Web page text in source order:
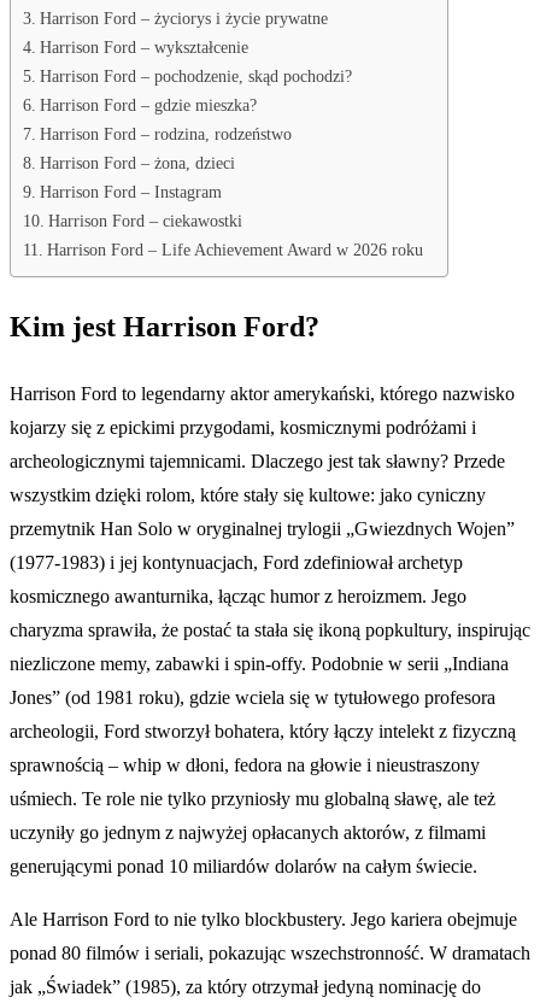
Harrison Ford – życiorys i życie prywatne
Harrison Ford – wykształcenie
Harrison Ford – pochodzenie, skąd pochodzi?
Harrison Ford – gdzie mieszka?
Harrison Ford – rodzina, rodzeństwo
Harrison Ford – żona, dzieci
Harrison Ford – Instagram
Harrison Ford – ciekawostki
Harrison Ford – Life Achievement Award w 2026 roku
Kim jest Harrison Ford?
Harrison Ford to legendarny aktor amerykański, którego nazwisko
kojarzy się z epickimi przygodami, kosmicznymi podróżami i
archeologicznymi tajemnicami. Dlaczego jest tak sławny? Przede
wszystkim dzięki rolom, które stały się kultowe: jako cyniczny
przemytnik Han Solo w oryginalnej trylogii „Gwiezdnych Wojen”
(1977-1983) i jej kontynuacjach, Ford zdefiniował archetyp
kosmicznego awanturnika, łącząc humor z heroizmem. Jego
charyzma sprawiła, że postać ta stała się ikoną popkultury, inspirując
niezliczone memy, zabawki i spin-offy. Podobnie w serii „Indiana
Jones” (od 1981 roku), gdzie wciela się w tytułowego profesora
archeologii, Ford stworzył bohatera, który łączy intelekt z fizyczną
sprawnością – whip w dłoni, fedora na głowie i nieustraszony
uśmiech. Te role nie tylko przyniosły mu globalną sławę, ale też
uczyniły go jednym z najwyżej opłacanych aktorów, z filmami
generującymi ponad 10 miliardów dolarów na całym świecie.
Ale Harrison Ford to nie tylko blockbustery. Jego kariera obejmuje
ponad 80 filmów i seriali, pokazując wszechstronność. W dramatach
jak „Świadek” (1985), za który otrzymał jedyną nominację do